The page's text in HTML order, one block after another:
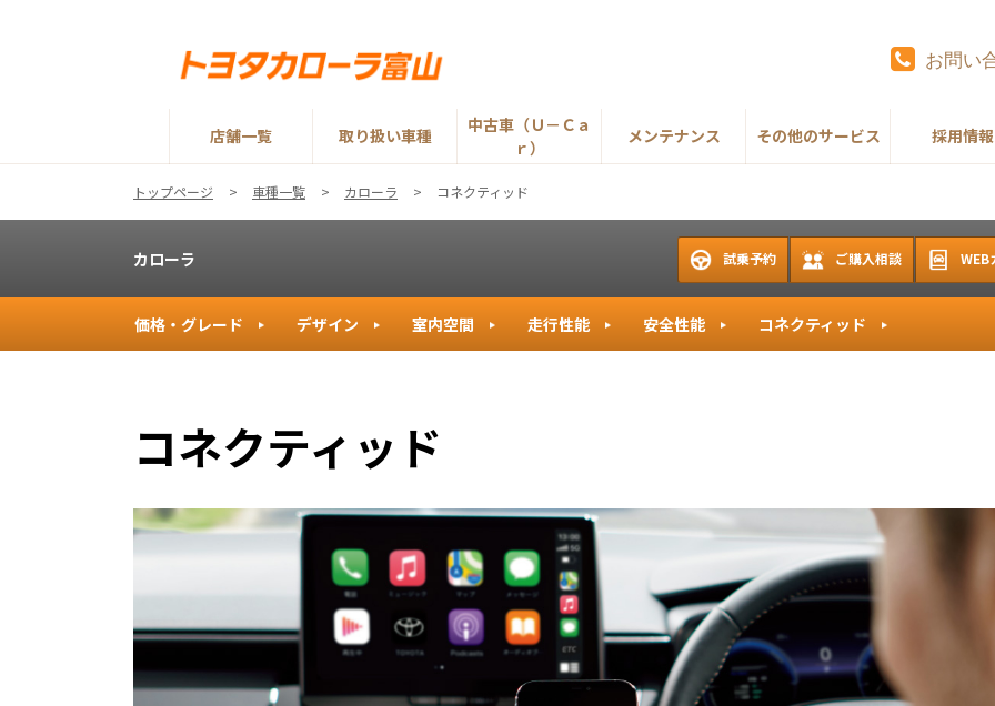
お問い
店舗一覧 取り扱い車種
中古車（Ｕ－Ｃａ
ｒ）
メンテナンス その他のサービス 採用情報
トップページ 車種一覧 カローラ コネクティッド
カローラ 試乗予約 ご購入相談 WEB
価格・グレード デザイン 室内空間 走行性能 安全性能 コネクティッド
コネクティッド